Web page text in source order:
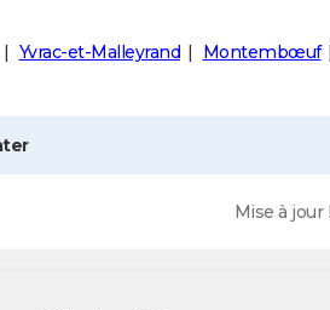
Yvrac-et-Malleyrand Montembœuf
Mise à jour